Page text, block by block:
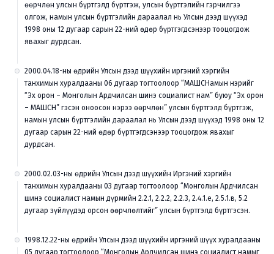
өөрчлөн улсын бүртгэлд бүртгэж, улсын бүртгэлийн гэрчилгээ
олгож, намын улсын бүртгэлийн дараалал нь Улсын дээд шүүхэд
1998 оны 12 дугаар сарын 22-ний өдөр бүртгэгдсэнээр тооцогдож
явахыг дурдсан.
2000.04.18-ны өдрийн Улсын дээд шүүхийн иргэний хэргийн
танхимын хуралдааны 06 дугаар тогтоолоор “МАШСНамын нэрийг
“Эх орон – Монголын Ардчилсан шинэ социалист нам” буюу “Эх орон
– МАШСН” гэсэн оноосон нэрээ өөрчлөн” улсын бүртгэлд бүртгэж,
намын улсын бүртгэлийн дараалал нь Улсын дээд шүүхэд 1998 оны 12
дугаар сарын 22-ний өдөр бүртгэгдсэнээр тооцогдож явахыг
дурдсан.
2000.02.03-ны өдрийн Улсын дээд шүүхийн Иргэний хэргийн
танхимын хуралдааны 03 дугаар тогтоолоор “Монголын Ардчилсан
шинэ социалист намын дүрмийн 2.2.1, 2.2.2, 2.2.3, 2.4.1.е, 2.5.1.в, 5.2
дугаар зүйлүүдэд орсон өөрчлөлтийг” улсын бүртгэлд бүртгэсэн.
1998.12.22-ны өдрийн Улсын дээд шүүхийн иргэний шүүх хуралдааны
05 дугаар тогтоолоор “Монголын Ардчилсан шинэ социалист намыг